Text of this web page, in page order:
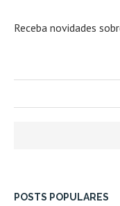
Receba novidades
POSTS POPULARES